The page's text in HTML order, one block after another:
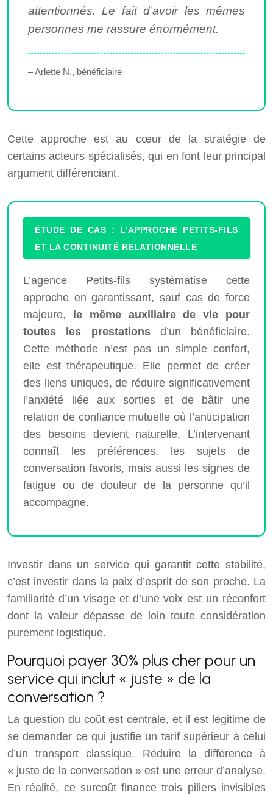
attentionnés. Le fait d’avoir les mêmes
personnes me rassure énormément.
– Arlette N., bénéficiaire
Cette approche est au cœur de la stratégie de
certains acteurs spécialisés, qui en font leur principal
argument différenciant.
ÉTUDE DE CAS : L’APPROCHE PETITS-FILS
ET LA CONTINUITÉ RELATIONNELLE
L’agence Petits-fils systématise cette
approche en garantissant, sauf cas de force
majeure,
le même auxiliaire de vie pour
toutes les prestationsd’un bénéficiaire.
Cette méthode n’est pas un simple confort,
elle est thérapeutique. Elle permet de créer
des liens uniques, de réduire significativement
l’anxiété liée aux sorties et de bâtir une
relation de confiance mutuelle où l’anticipation
des besoins devient naturelle. L’intervenant
connaît les préférences, les sujets de
conversation favoris, mais aussi les signes de
fatigue ou de douleur de la personne qu’il
accompagne.
Investir dans un service qui garantit cette stabilité,
c’est investir dans la paix d’esprit de son proche. La
familiarité d’un visage et d’une voix est un réconfort
dont la valeur dépasse de loin toute considération
purement logistique.
Pourquoi payer 30% plus cher pour un
service qui inclut « juste » de la
conversation ?
La question du coût est centrale, et il est légitime de
se demander ce qui justifie un tarif supérieur à celui
d’un transport classique. Réduire la différence à
« juste de la conversation » est une erreur d’analyse.
En réalité, ce surcoût finance trois piliers invisibles